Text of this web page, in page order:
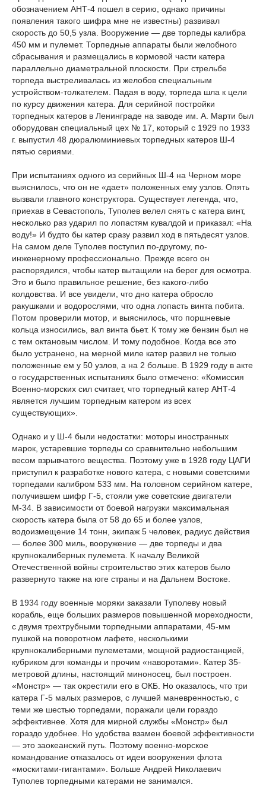
обозначением АНТ-4 пошел в серию, однако причины
появления такого шифра мне не известны) развивал
скорость до 50,5 узла. Вооружение — две торпеды калибра
450 мм и пулемет. Торпедные аппараты были желобного
сбрасывания и размещались в кормовой части катера
параллельно диаметральной плоскости. При стрельбе
торпеда выстреливалась из желобов специальным
устройством-толкателем. Падая в воду, торпеда шла к цели
по курсу движения катера. Для серийной постройки
торпедных катеров в Ленинграде на заводе им. А. Марти был
оборудован специальный цех № 17, который с 1929 по 1933
г. выпустил 48 дюралюминиевых торпедных катеров Ш-4
пятью сериями.
При испытаниях одного из серийных Ш-4 на Черном море
выяснилось, что он не «дает» положенных ему узлов. Опять
вызвали главного конструктора. Существует легенда, что,
приехав в Севастополь, Туполев велел снять с катера винт,
несколько раз ударил по лопастям кувалдой и приказал: «На
воду!» И будто бы катер сразу развил ход в пятьдесят узлов.
На самом деле Туполев поступил по-другому, по-
инженерному профессионально. Прежде всего он
распорядился, чтобы катер вытащили на берег для осмотра.
Это и было правильное решение, без какого-либо
колдовства. И все увидели, что дно катера обросло
ракушками и водорослями, что одна лопасть винта побита.
Потом проверили мотор, и выяснилось, что поршневые
кольца износились, вал винта бьет. К тому же бензин был не
с тем октановым числом. И тому подобное. Когда все это
было устранено, на мерной миле катер развил не только
положенные ем у 50 узлов, а на 2 больше. В 1929 году в акте
о государственных испытаниях было отмечено: «Комиссия
Военно-морских сил считает, что торпедный катер АНТ-4
является лучшим торпедным катером из всех
существующих».
Однако и у Ш-4 были недостатки: моторы иностранных
марок, устаревшие торпеды со сравнительно небольшим
весом взрывчатого вещества. Поэтому уже в 1928 году ЦАГИ
приступил к разработке нового катера, с новыми советскими
торпедами калибром 533 мм. На головном серийном катере,
получившем шифр Г-5, стояли уже советские двигатели
М-34. В зависимости от боевой нагрузки максимальная
скорость катера была от 58 до 65 и более узлов,
водоизмещение 14 тонн, экипаж 5 человек, радиус действия
— более 300 миль, вооружение — две торпеды и два
крупнокалиберных пулемета. К началу Великой
Отечественной войны строительство этих катеров было
развернуто также на юге страны и на Дальнем Востоке.
В 1934 году военные моряки заказали Туполеву новый
корабль, еще больших размеров повышенной мореходности,
с двумя трехтрубными торпедными аппаратами, 45-мм
пушкой на поворотном лафете, несколькими
крупнокалиберными пулеметами, мощной радиостанцией,
кубриком для команды и прочим «наворотами». Катер 35-
метровой длины, настоящий миноносец, был построен.
«Монстр» — так окрестили его в ОКБ. Но оказалось, что три
катера Г-5 малых размеров, с лучшей маневренностью, с
теми же шестью торпедами, поражали цели гораздо
эффективнее. Хотя для мирной службы «Монстр» был
гораздо удобнее. Но удобства взамен боевой эффективности
— это заокеанский путь. Поэтому военно-морское
командование отказалось от идеи вооружения флота
«москитами-гигантами». Больше Андрей Николаевич
Туполев торпедными катерами не занимался.